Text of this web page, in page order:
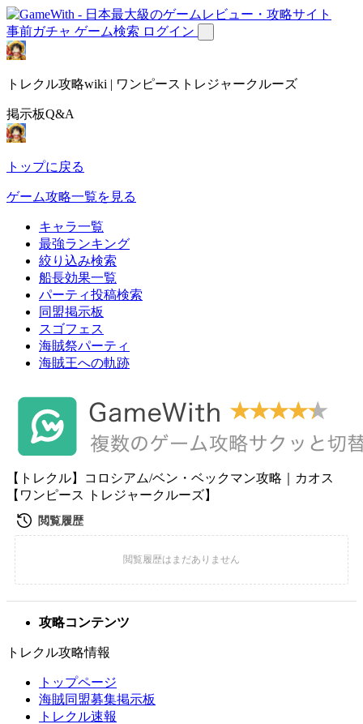
事前ガチャ ゲーム検索 ログイン
トレクル攻略wiki | ワンピーストレジャークルーズ
掲示板Q&A
トップに戻る
ゲーム攻略一覧を見る
キャラ一覧
最強ランキング
絞り込み検索
船長効果一覧
パーティ投稿検索
同盟掲示板
スゴフェス
海賊祭パーティ
海賊王への軌跡
【トレクル】コロシアム/ベン・ベックマン攻略｜カオス
【ワンピース トレジャークルーズ】
攻略コンテンツ
トレクル攻略情報
トップページ
海賊同盟募集掲示板
トレクル速報